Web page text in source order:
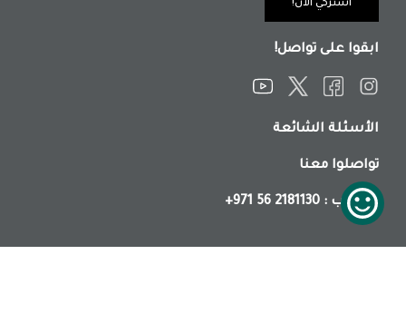
ابقوا على تواصل!
الأسئلة الشائعة
تواصلوا معنا
+971 56 2181130 : واتساب